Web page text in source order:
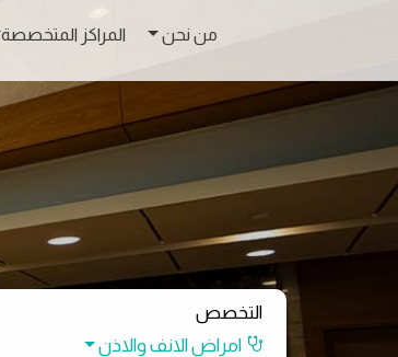
من نحن المراكز المتخصصة
التخصص
امراض الانف والاذن